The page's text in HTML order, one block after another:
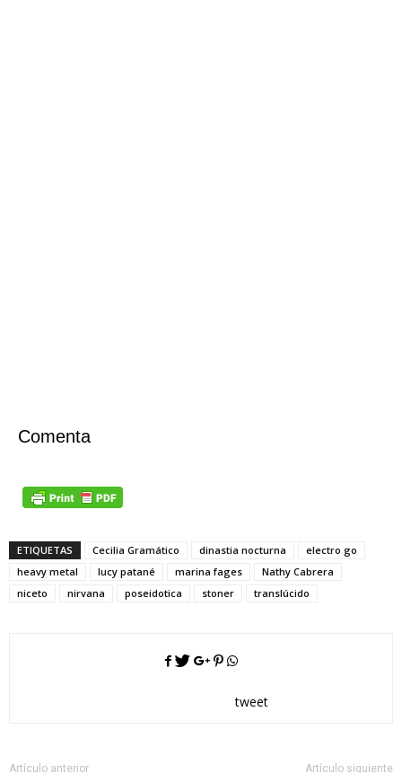
Comenta
ETIQUETAS Cecilia Gramático dinastia nocturna
electro go
heavy metal
lucy patané marina fages
Nathy Cabrera
niceto
nirvana poseidotica stoner translúcido
tweet
Artículo anterior Artículo siguiente